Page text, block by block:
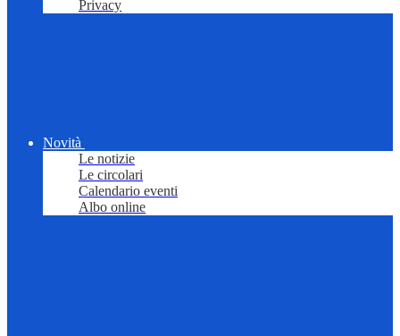
Privacy
Novità
Le notizie
Le circolari
Calendario eventi
Albo online